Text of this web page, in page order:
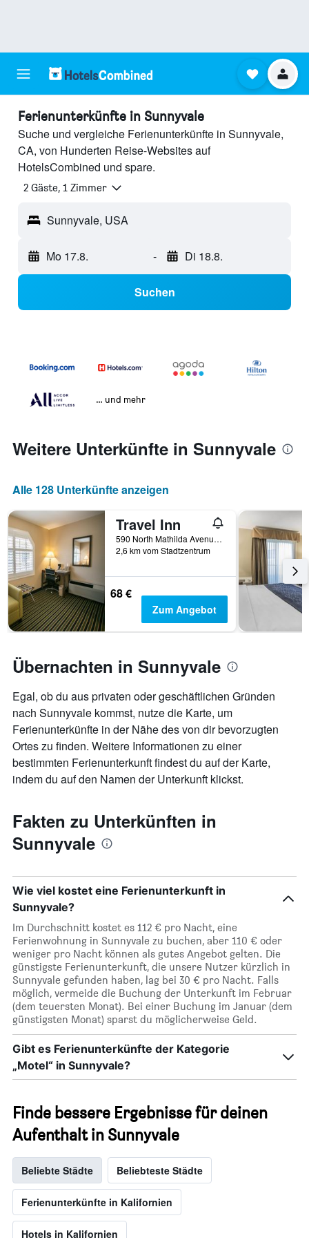
Ferienunterkünfte in Sunnyvale
Suche und vergleiche Ferienunterkünfte in Sunnyvale,
CA, von Hunderten Reise-Websites auf
HotelsCombined und spare.
2 Gäste, 1 Zimmer
Sunnyvale, USA
Mo 17.8. - Di 18.8.
Suchen
… und mehr
Weitere Unterkünfte in Sunnyvale
Alle 128 Unterkünfte anzeigen
Travel Inn
590 North Mathilda Avenue, Sunnyvale, CA, USA
2,6 km vom Stadtzentrum
68 €
Zum Angebot
Übernachten in Sunnyvale
Egal, ob du aus privaten oder geschäftlichen Gründen
nach Sunnyvale kommst, nutze die Karte, um
Ferienunterkünfte in der Nähe des von dir bevorzugten
Ortes zu finden. Weitere Informationen zu einer
bestimmten Ferienunterkunft findest du auf der Karte,
indem du auf den Namen der Unterkunft klickst.
Fakten zu Unterkünften in
Sunnyvale
Wie viel kostet eine Ferienunterkunft in
Sunnyvale?
Im Durchschnitt kostet es 112 € pro Nacht, eine
Ferienwohnung in Sunnyvale zu buchen, aber 110 € oder
weniger pro Nacht können als gutes Angebot gelten. Die
günstigste Ferienunterkunft, die unsere Nutzer kürzlich in
Sunnyvale gefunden haben, lag bei 30 € pro Nacht. Falls
möglich, vermeide die Buchung der Unterkunft im Februar
(dem teuersten Monat). Bei einer Buchung im Januar (dem
günstigsten Monat) sparst du möglicherweise Geld.
Gibt es Ferienunterkünfte der Kategorie
„Motel“ in Sunnyvale?
Finde bessere Ergebnisse für deinen
Aufenthalt in Sunnyvale
Beliebte Städte Beliebteste Städte
Ferienunterkünfte in Kalifornien
Hotels in Kalifornien